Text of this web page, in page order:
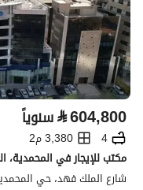
⃁604,800 سنوياً
4
3,380 م2
مكتب للإيجار في المحمدية،
شارع الملك فهد، حي